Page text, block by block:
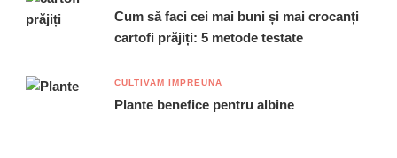
Cum să faci cei mai buni și mai crocanți
cartofi prăjiți: 5 metode testate
CULTIVAM IMPREUNA
Plante benefice pentru albine